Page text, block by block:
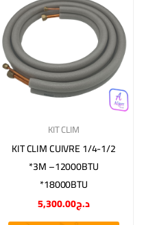
KIT CLIM
KIT CLIM CUIVRE 1/4-1/2
*3M –12000BTU
*18000BTU
د.ج5,300.00